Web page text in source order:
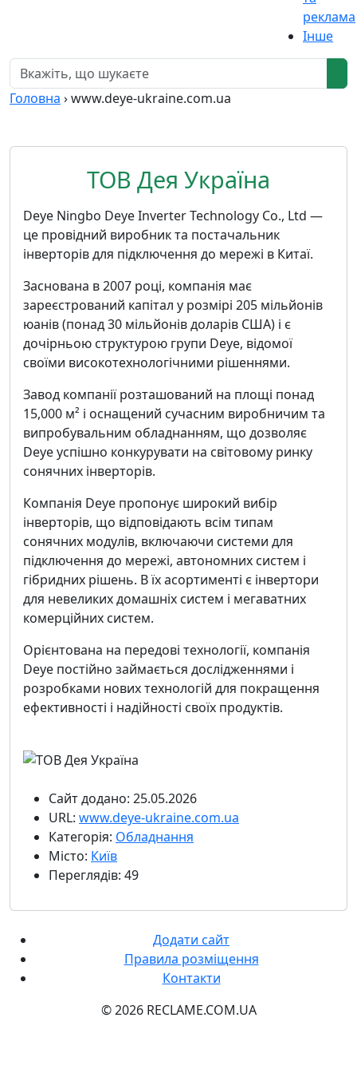
реклама
Інше
Головна ›www.deye-ukraine.com.ua
ТОВ Дея Україна
Deye Ningbo Deye Inverter Technology Co., Ltd —
це провідний виробник та постачальник
інверторів для підключення до мережі в Китаї.
Заснована в 2007 році, компанія має
зареєстрований капітал у розмірі 205 мільйонів
юанів (понад 30 мільйонів доларів США) і є
дочірньою структурою групи Deye, відомої
своїми високотехнологічними рішеннями.
Завод компанії розташований на площі понад
15,000 м² і оснащений сучасним виробничим та
випробувальним обладнанням, що дозволяє
Deye успішно конкурувати на світовому ринку
сонячних інверторів.
Компанія Deye пропонує широкий вибір
інверторів, що відповідають всім типам
сонячних модулів, включаючи системи для
підключення до мережі, автономних систем і
гібридних рішень. В їх асортименті є інвертори
для невеликих домашніх систем і мегаватних
комерційних систем.
Орієнтована на передові технології, компанія
Deye постійно займається дослідженнями і
розробками нових технологій для покращення
ефективності і надійності своїх продуктів.
Сайт додано: 25.05.2026
URL: www.deye-ukraine.com.ua
Категорія: Обладнання
Місто: Київ
Переглядів: 49
Додати сайт
Правила розміщення
Контакти
© 2026 RECLAME.COM.UA